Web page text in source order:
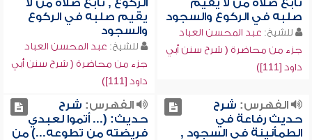
تابع صلاة من لا يقيم
صلبه في الركوع والسجود
للشيخ: عبد المحسن العباد
جزء من محاضرة ( شرح سنن أبي
داود [111])
الركوع , تابع صلاة من لا
يقيم صلبه في الركوع
والسجود
للشيخ: عبد المحسن العباد
جزء من محاضرة ( شرح سنن أبي
داود [111])
الفهرس: شرح
حديث رفاعة في
الطمأنينة في السجود ,
الفهرس: شرح
حديث: (... أتموا لعبدي
فريضته من تطوعه...) من